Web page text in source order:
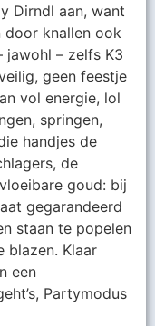
Dirndl aan, want
door knallen ook
jawohl – zelfs K3
geen feestje
vol energie, lol
springen,
handjes de
de
goud: bij
gegarandeerd
staan te popelen
blazen. Klaar
een
Partymodus